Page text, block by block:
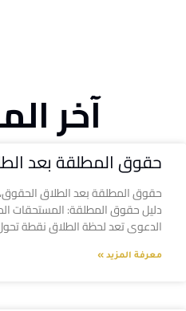
آخر
حقوق المطلقة بعد
حقوق المطلقة بعد الطلاق الحقوق،
دليل حقوق المطلقة: المستحقات
الدعوى تعد لحظة الطلاق نقطة
معرفة المزيد »